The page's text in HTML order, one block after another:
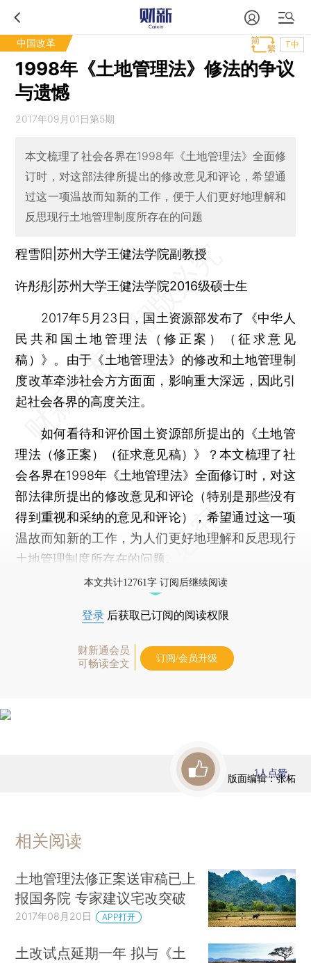
中国改革 T中
1998年《土地管理法》修法的争议
与遗憾
2017年09月01日第5期
本文梳理了社会各界在1998年《土地管理法》全面修
订时，对这部法律所提出的修改意见和评论，希望通
过这一项温故而知新的工作，便于人们更好地理解和
反思现行土地管理制度所存在的问题
程雪阳|苏州大学王健法学院副教授
许彤彤|苏州大学王健法学院2016级硕士生
2017年5月23日，国土资源部发布了《中华人
民共和国土地管理法（修正案）（征求意见
稿）》。由于《土地管理法》的修改和土地管理制
度改革牵涉社会方方面面，影响重大深远，因此引
起社会各界的高度关注。
如何看待和评价国土资源部所提出的《土地管
理法（修正案）（征求意见稿）》？本文梳理了社
会各界在1998年《土地管理法》全面修订时，对这
部法律所提出的修改意见和评论（特别是那些没有
得到重视和采纳的意见和评论），希望通过这一项
温故而知新的工作，为人们更好地理解和反思现行
土地管理制度所存在的问题。
本文共计12761字 订阅后继续阅读
登录 后获取已订阅的阅读权限
财新通会员
可畅读全文
订阅/会员升级
版面编辑：张柘
1人点赞
相关阅读
土地管理法修正案送审稿已上
报国务院 专家建议宅改突破
2017年08月20日 APP打开
土改试点延期一年 拟与《土